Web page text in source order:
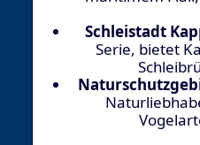
Schleistadt
Serie, bietet